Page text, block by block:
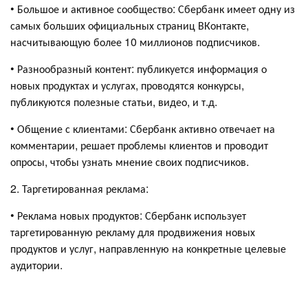
• Большое и активное сообщество: Сбербанк имеет одну из
самых больших официальных страниц ВКонтакте,
насчитывающую более 10 миллионов подписчиков.
• Разнообразный контент: публикуется информация о
новых продуктах и услугах, проводятся конкурсы,
публикуются полезные статьи, видео, и т.д.
• Общение с клиентами: Сбербанк активно отвечает на
комментарии, решает проблемы клиентов и проводит
опросы, чтобы узнать мнение своих подписчиков.
2. Таргетированная реклама:
• Реклама новых продуктов: Сбербанк использует
таргетированную рекламу для продвижения новых
продуктов и услуг, направленную на конкретные целевые
аудитории.